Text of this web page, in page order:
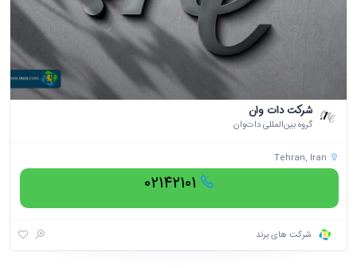
شركت دات وان
گروه بین‌المللی دات‌وان
Tehran, Iran
02142101
شرکت های برند